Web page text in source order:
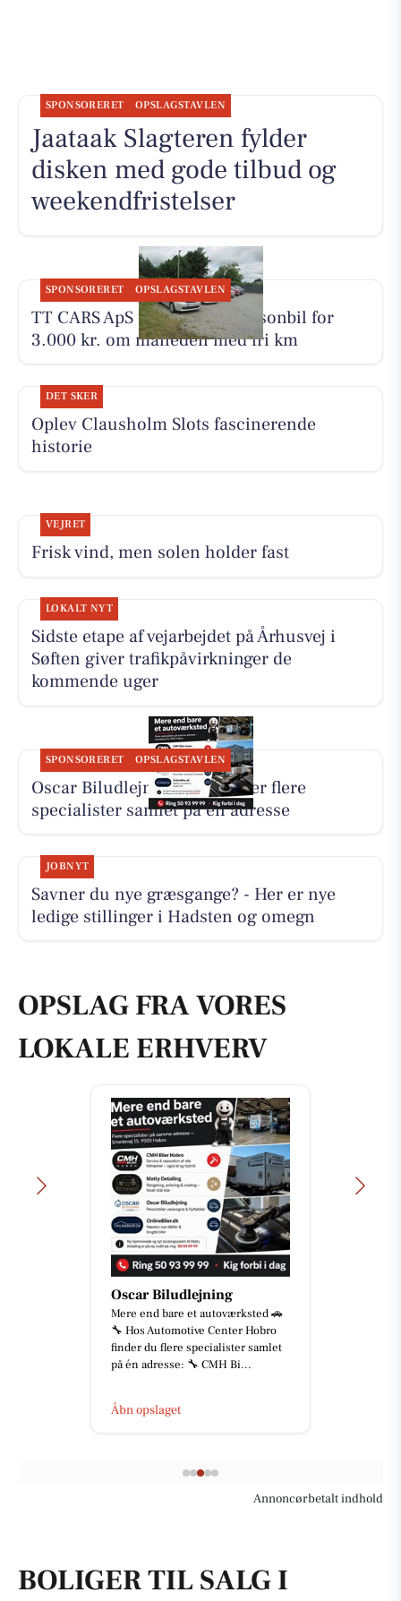
SPONSORERET OPSLAGSTAVLEN
Jaataak Slagteren fylder
disken med gode tilbud og
weekendfristelser
SPONSORERET OPSLAGSTAVLEN
TT CARS ApS udlejer lille personbil for
3.000 kr. om måneden med fri km
DET SKER
Oplev Clausholm Slots fascinerende
historie
VEJRET
Frisk vind, men solen holder fast
LOKALT NYT
Sidste etape af vejarbejdet på Århusvej i
Søften giver trafikpåvirkninger de
kommende uger
SPONSORERET OPSLAGSTAVLEN
Oscar Biludlejning fremhæver flere
specialister samlet på én adresse
JOBNYT
Savner du nye græsgange? - Her er nye
ledige stillinger i Hadsten og omegn
OPSLAG FRA VORES
LOKALE ERHVERV
Oscar Biludlejning
Mere end bare et autoværksted 🚗
🔧 Hos Automotive Center Hobro
finder du flere specialister samlet
på én adresse: 🔧 CMH Bi...
Åbn opslaget
Annoncørbetalt indhold
BOLIGER TIL SALG I